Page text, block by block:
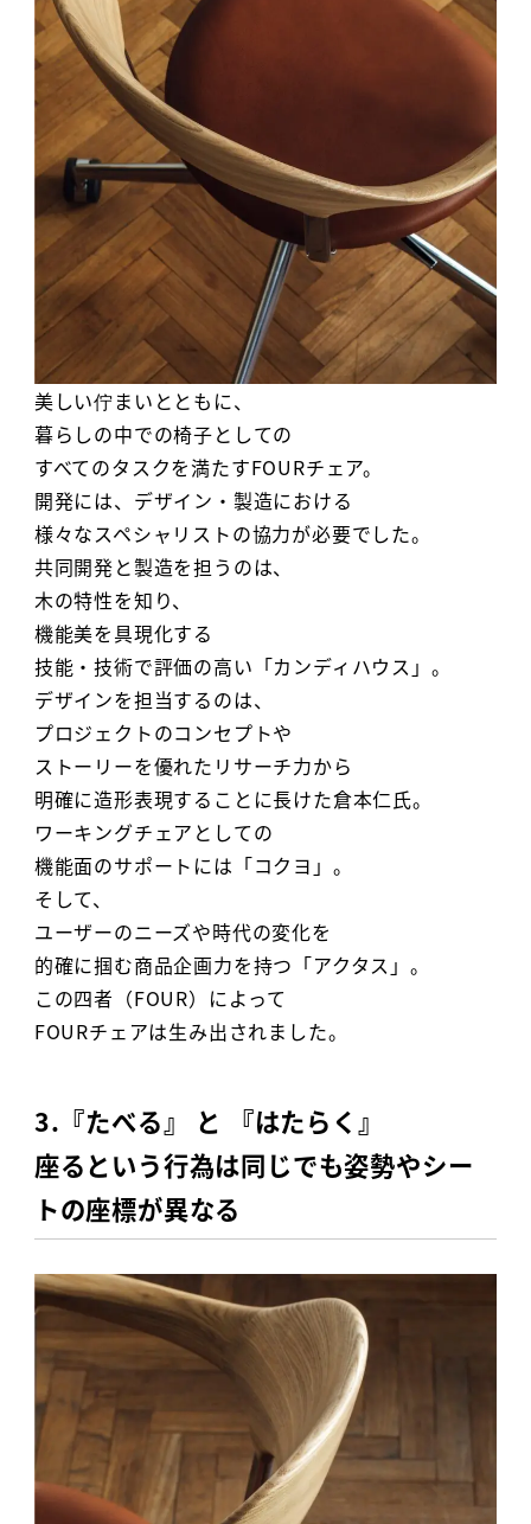
美しい佇まいとともに、
暮らしの中での椅子としての
すべてのタスクを満たすFOURチェア。
開発には、デザイン・製造における
様々なスペシャリストの協力が必要でした。
共同開発と製造を担うのは、
木の特性を知り、
機能美を具現化する
技能・技術で評価の高い「カンディハウス」。
デザインを担当するのは、
プロジェクトのコンセプトや
ストーリーを優れたリサーチ力から
明確に造形表現することに長けた倉本仁氏。
ワーキングチェアとしての
機能面のサポートには「コクヨ」。
そして、
ユーザーのニーズや時代の変化を
的確に掴む商品企画力を持つ「アクタス」。
この四者（FOUR）によって
FOURチェアは生み出されました。
3.『たべる』 と 『はたらく』
座るという行為は同じでも姿勢やシー
トの座標が異なる